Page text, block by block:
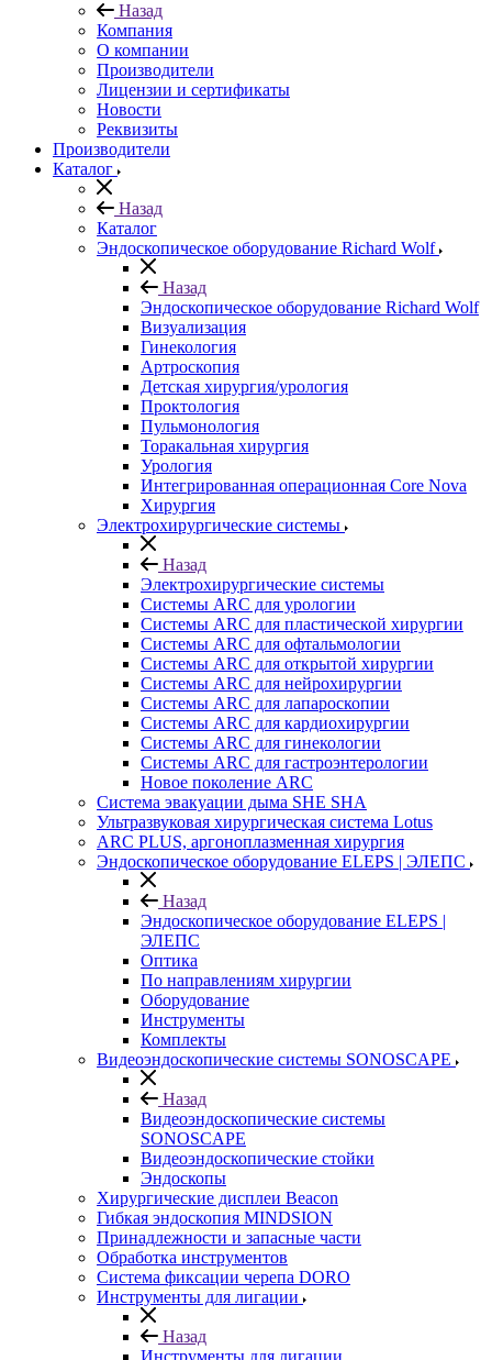
Назад
Компания
О компании
Производители
Лицензии и сертификаты
Новости
Реквизиты
Производители
Каталог
Назад
Каталог
Эндоскопическое оборудование Richard Wolf
Назад
Эндоскопическое оборудование Richard Wolf
Визуализация
Гинекология
Артроскопия
Детская хирургия/урология
Проктология
Пульмонология
Торакальная хирургия
Урология
Интегрированная операционная Core Nova
Хирургия
Электрохирургические системы
Назад
Электрохирургические системы
Системы ARC для урологии
Системы ARC для пластической хирургии
Системы ARC для офтальмологии
Системы ARC для открытой хирургии
Системы ARC для нейрохирургии
Системы ARC для лапароскопии
Системы ARC для кардиохирургии
Системы ARC для гинекологии
Системы ARC для гастроэнтерологии
Новое поколение ARC
Система эвакуации дыма SHE SHA
Ультразвуковая хирургическая система Lotus
ARC PLUS, аргоноплазменная хирургия
Эндоскопическое оборудование ELEPS | ЭЛЕПС
Назад
Эндоскопическое оборудование ELEPS |
ЭЛЕПС
Оптика
По направлениям хирургии
Оборудование
Инструменты
Комплекты
Видеоэндоскопические системы SONOSCAPE
Назад
Видеоэндоскопические системы
SONOSCAPE
Видеоэндоскопические стойки
Эндоскопы
Хирургические дисплеи Beacon
Гибкая эндоскопия MINDSION
Принадлежности и запасные части
Обработка инструментов
Система фиксации черепа DORO
Инструменты для лигации
Назад
Инструменты для лигации